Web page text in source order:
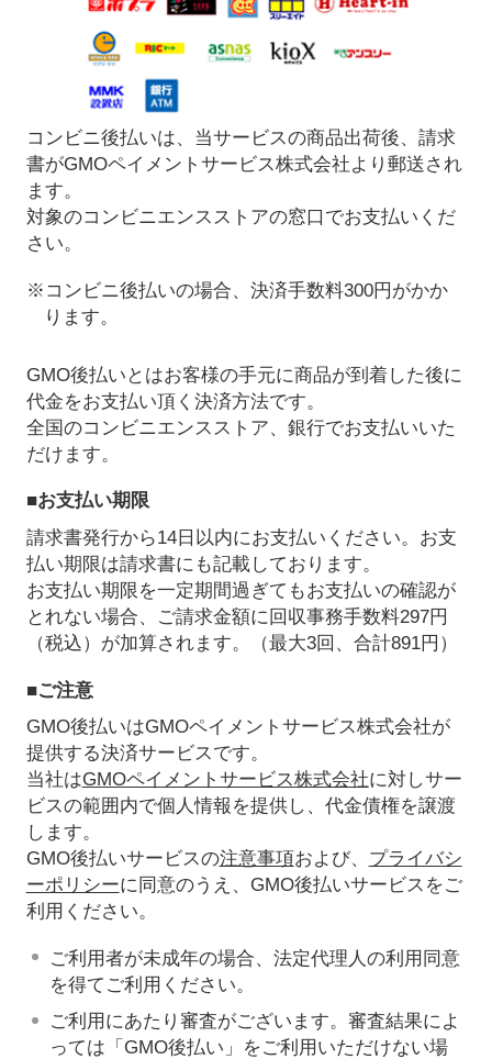
コンビニ後払いは、当サービスの商品出荷後、請求
書がGMOペイメントサービス株式会社より郵送され
ます。
対象のコンビニエンスストアの窓口でお支払いくだ
さい。
※コンビニ後払いの場合、決済手数料300円がかか
ります。
GMO後払いとはお客様の手元に商品が到着した後に
代金をお支払い頂く決済方法です。
全国のコンビニエンスストア、銀行でお支払いいた
だけます。
■お支払い期限
請求書発行から14日以内にお支払いください。お支
払い期限は請求書にも記載しております。
お支払い期限を一定期間過ぎてもお支払いの確認が
とれない場合、ご請求金額に回収事務手数料297円
（税込）が加算されます。（最大3回、合計891円）
■ご注意
GMO後払いはGMOペイメントサービス株式会社が
提供する決済サービスです。
当社はGMOペイメントサービス株式会社に対しサー
ビスの範囲内で個人情報を提供し、代金債権を譲渡
します。
GMO後払いサービスの注意事項および、 プライバシ
ーポリシーに同意のうえ、GMO後払いサービスをご
利用ください。
ご利用者が未成年の場合、法定代理人の利用同意
を得てご利用ください。
ご利用にあたり審査がございます。審査結果によ
っては「GMO後払い」をご利用いただけない場